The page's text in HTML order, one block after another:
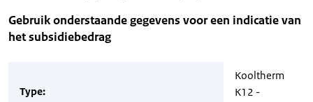
Gebruik onderstaande gegevens voor een indicatie van
het subsidiebedrag
Type:
Kooltherm
K12 -